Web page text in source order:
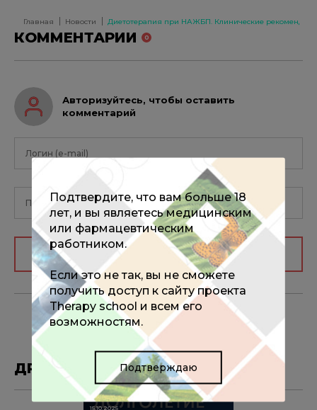
Главная Новости Диетотерапия при НАЖБП. Клинические
КОММЕНТАРИИ 0
Авторизуйтесь, чтобы оставить
комментарий
Авторизоваться
ДРУГИЕ МАТЕРИАЛЫ ПО ТЕМЕ
15.10.2025
Подтвердите, что вам больше 18
лет, и вы являетесь медицинским
или фармацевтическим
работником.
Если это не так, вы не сможете
получить доступ к сайту проекта
Therapy school и всем его
возможностям.
Подтверждаю